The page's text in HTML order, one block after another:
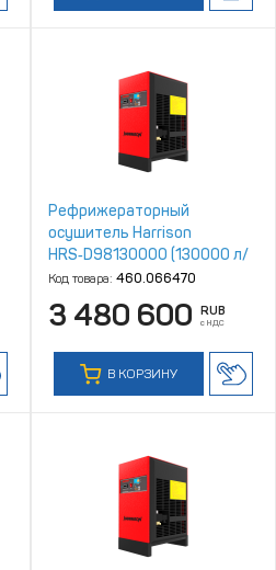
Рефрижераторный
осушитель Harrison
HRS‑D98130000 (130000 л/
мин, 4‑16 бар)
Код товара: 460.066470
3 480 600 RUB
с НДС
В КОРЗИНУ